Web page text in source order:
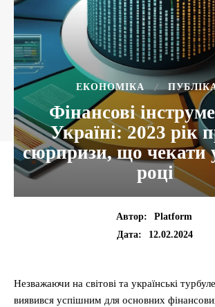
ЕКОНОМІКА
Фінансові
Україні: 2023 рік
сюрпризи, що чекати
році
Автор:
Platform
Дата:
12.02.2024
Незважаючи на світові та українські
виявився успішним для основних